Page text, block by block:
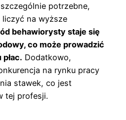
potrzebne,
na wyższe
behawiorysty staje się
co może prowadzić
Dodatkowo,
na rynku pracy
stawek, co jest
tej profesji.